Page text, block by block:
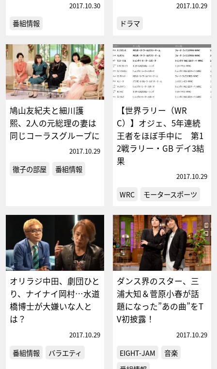
2017.10.30
番組情報
2017.10.29
ドラマ
鳩山友紀夫と細川護
熙、2人の元総理の妻は
同じコーラスグループに
2017.10.29
徹子の部屋 番組情報
【世界ラリー（WR
C）】オジェ、5年連続
王者をほぼ手中に 第1
2戦ラリー・GB デイ3結
果
2017.10.29
WRC モータースポーツ
オリラジ中田、劇団ひと
り、ナイナイ岡村…水道
橋博士が大嫌いな人と
は？
2017.10.29
番組情報 バラエティ
ダンス界のスター、三
浦大知＆菅原小春が話
題になった”あの曲”をT
V初披露！
2017.10.29
EIGHT-JAM
音楽